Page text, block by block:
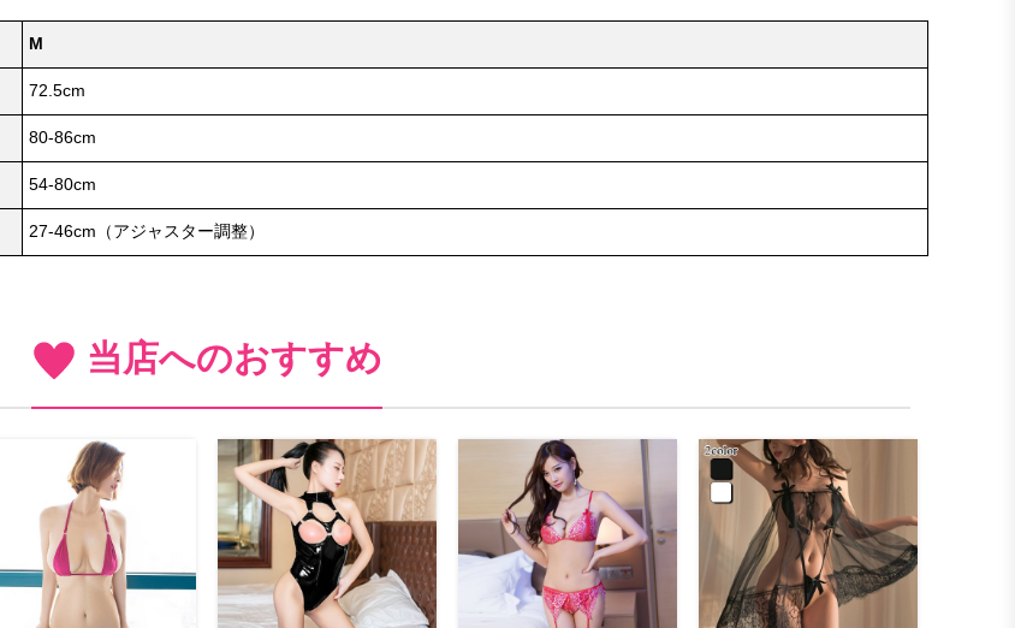
M
72.5cm
80-86cm
54-80cm
27-46cm（アジャスター調整）
当店へのおすすめ